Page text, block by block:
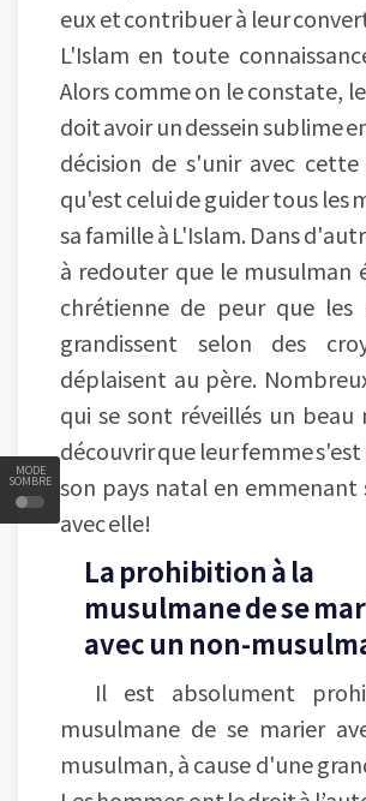
MODE
SOMBRE
eux et contribuer à leur
L'Islam en toute
Alors comme on le constate,
doit avoir un dessein sublime
décision de s'unir avec
qu'est celui de guider tous les
sa famille à L'Islam. Dans
à redouter que le musulman
chrétienne de peur que les
grandissent selon des
déplaisent au père.
qui se sont réveillés un
découvrir que leur femme
son pays natal en emmenant
avec elle!
La prohibition à la
musulmane de se
avec un non-
Il est absolument
musulmane de se marier
musulman, à cause d'une